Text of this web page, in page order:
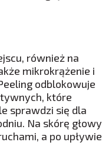
również na
mikrokrążenie i
odblokowuje
które
sprawdzi się dla
Na skórę głowy
a po upływie